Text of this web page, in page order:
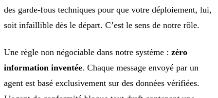
des garde-fous techniques pour que votre déploiement, lui,
soit infaillible dès le départ. C’est le sens de notre rôle.
Une règle non négociable dans notre système : zéro
information inventée. Chaque message envoyé par un
agent est basé exclusivement sur des données vérifiées.